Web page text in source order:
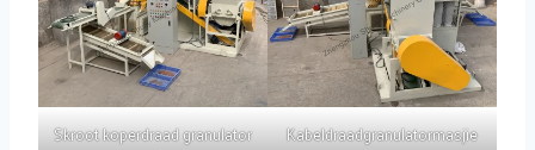
Skroot koperdraad granulator
Kabeldraadgranulatormasjie